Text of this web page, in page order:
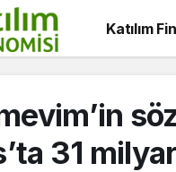
Katılım
31